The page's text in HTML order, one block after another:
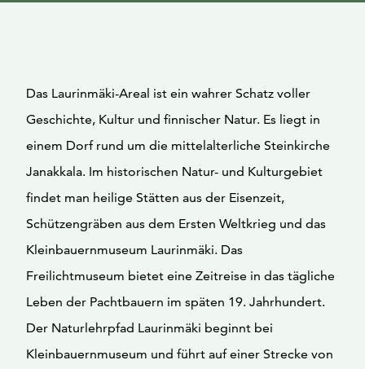
Das Laurinmäki-Areal ist ein wahrer Schatz voller
Geschichte, Kultur und finnischer Natur. Es liegt in
einem Dorf rund um die mittelalterliche Steinkirche
Janakkala. Im historischen Natur- und Kulturgebiet
findet man heilige Stätten aus der Eisenzeit,
Schützengräben aus dem Ersten Weltkrieg und das
Kleinbauernmuseum Laurinmäki. Das
Freilichtmuseum bietet eine Zeitreise in das tägliche
Leben der Pachtbauern im späten 19. Jahrhundert.
Der Naturlehrpfad Laurinmäki beginnt bei
Kleinbauernmuseum und führt auf einer Strecke von